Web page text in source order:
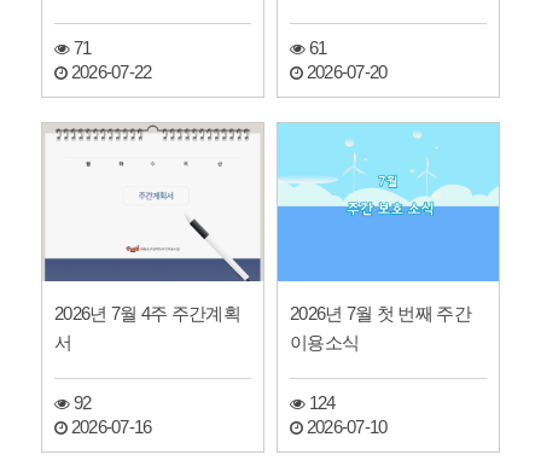
71
2026-07-22
61
2026-07-20
2026년 7월 4주 주간계획
서
92
2026-07-16
2026년 7월 첫 번째 주간
이용소식
124
2026-07-10